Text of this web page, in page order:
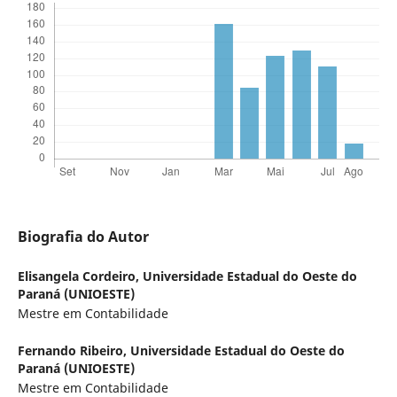
Biografia do Autor
Elisangela Cordeiro, Universidade Estadual do Oeste do
Paraná (UNIOESTE)
Mestre em Contabilidade
Fernando Ribeiro, Universidade Estadual do Oeste do
Paraná (UNIOESTE)
Mestre em Contabilidade